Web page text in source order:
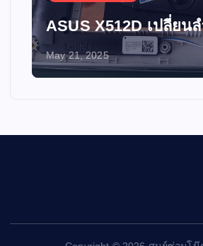
ASUS X512D เปลี่ยน
May 21, 2025